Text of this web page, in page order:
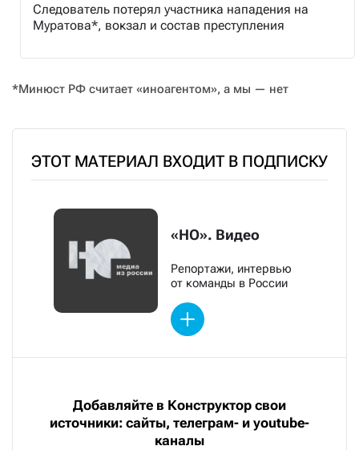
Следователь потерял участника нападения на
Муратова*, вокзал и состав преступления
*Минюст РФ считает «иноагентом», а мы — нет
ЭТОТ МАТЕРИАЛ ВХОДИТ В ПОДПИСКУ
«НО». Видео
Репортажи, интервью
от команды в России
Добавляйте в Конструктор свои
источники: сайты, телеграм- и youtube-
каналы